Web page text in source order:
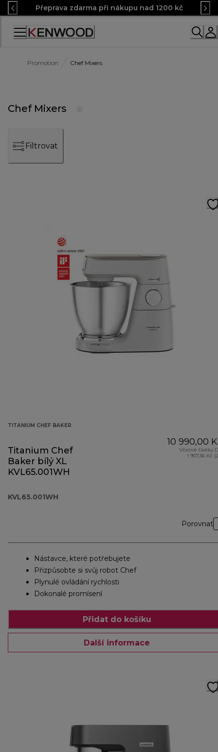
Skip
to
Content
Přeprava zdarma při nákupu nad 1200 kč
Accessibility
Promotion Chef Mixers
Chef Mixers
Filtrovat
TITANIUM CHEF BAKER
Titanium Chef
Baker bílý XL
KVL65.001WH
KVL65.001WH
10 990,00
Včetně částky
1 907,36 Kč
Porovnat
Nástavce, které potřebujete
Přizpůsobte si svůj robot Chef
Plynulé ovládání rychlosti
Dokonalé promísení
Přidat do košíku
Další informace